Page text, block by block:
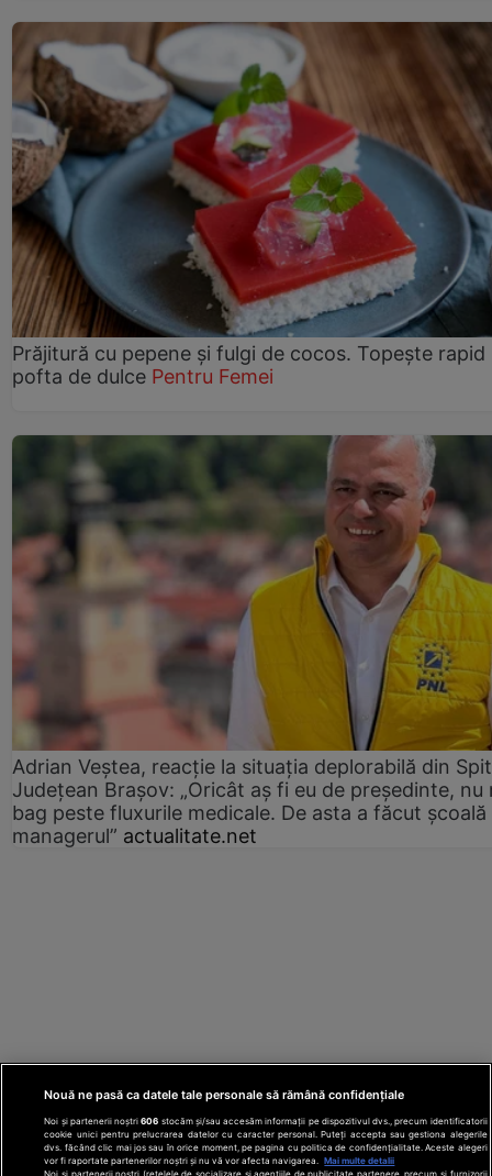
Prăjitură cu pepene şi fulgi de cocos. Topește rapid
pofta de dulce Pentru Femei
Adrian Veștea, reacție la situația deplorabilă din
Județean Brașov: „Oricât aș fi eu de președinte, nu
bag peste fluxurile medicale. De asta a făcut școală
managerul” actualitate.net
Nouă ne pasă ca datele tale personale să rămână confidențiale
Noi și partenerii noștri606 stocăm și/sau accesăm informații pe dispozitivul dvs., precum identificatorii
cookie unici pentru prelucrarea datelor cu caracter personal. Puteți accepta sau gestiona alegerile
dvs. făcând clic mai jos sau în orice moment, pe pagina cu politica de confidențialitate. Aceste alegeri
vor fi raportate partenerilor noștri și nu vă vor afecta navigarea.
Mai multe detalii
Noi si partenerii nostri (retelele de socializare si agentiile de publicitate partenere, precum si furnizorii